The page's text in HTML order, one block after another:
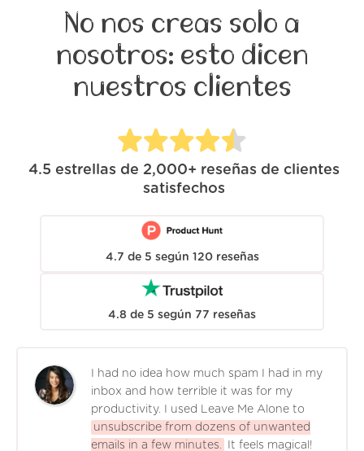
No nos creas solo a
nosotros: esto dicen
nuestros clientes
4.5 estrellas de 2,000+ reseñas de clientes
satisfechos
4.7 de 5 según 120 reseñas
4.8 de 5 según 77 reseñas
I had no idea how much spam I had in my
inbox and how terrible it was for my
productivity. I used Leave Me Alone to
unsubscribe from dozens of unwanted
emails in a few minutes.
It feels magical!